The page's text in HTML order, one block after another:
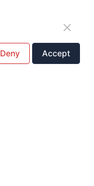
ブル発電所
Deny Accept